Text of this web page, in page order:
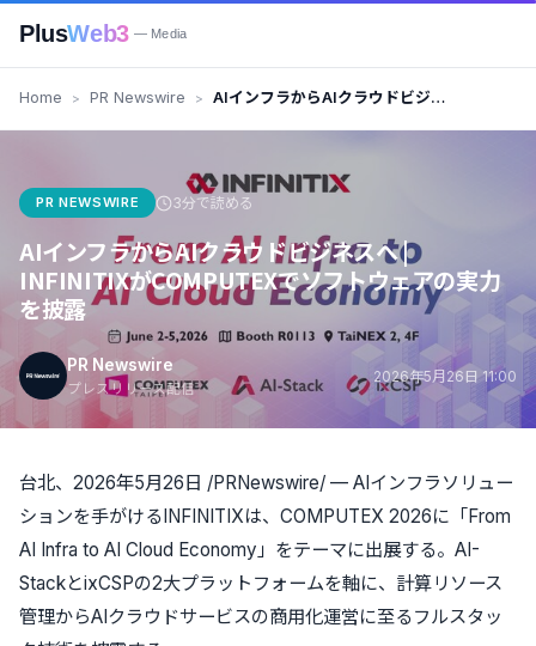
PlusWeb3 — Media
Home PR Newswire
AIインフラからAIクラウドビジネ
PR NEWSWIRE 3分で読める
AIインフラからAIクラウドビジネスへ |
INFINITIXがCOMPUTEXでソフトウェアの実力
を披露
PR Newswire
プレスリリース配信
2026年5月26日 11:00
台北、2026年5月26日 /PRNewswire/ — AIインフラソリュー
ションを手がけるINFINITIXは、COMPUTEX 2026に「From
AI Infra to AI Cloud Economy」をテーマに出展する。AI-
StackとixCSPの2大プラットフォームを軸に、計算リソース
管理からAIクラウドサービスの商用化運営に至るフルスタッ